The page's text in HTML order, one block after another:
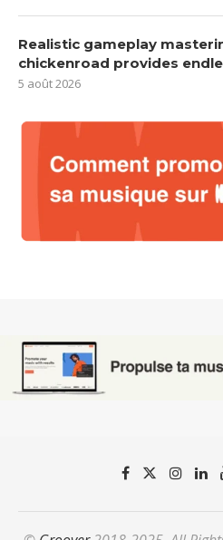
Realistic gameplay
chickenroad provides
5 août 2026